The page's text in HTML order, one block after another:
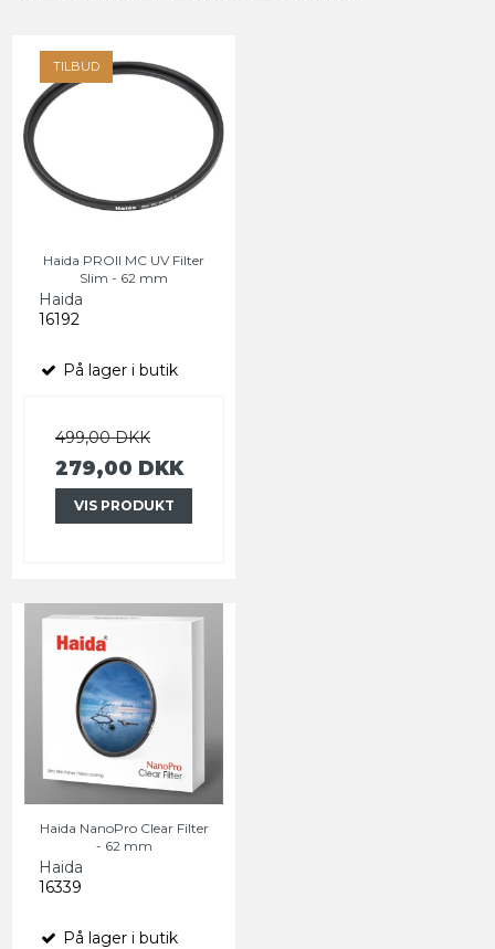
TILBUD
Haida PROII MC UV Filter
Slim - 62 mm
Haida
16192
På lager i butik
499,00 DKK
279,00 DKK
VIS PRODUKT
Haida NanoPro Clear Filter
- 62 mm
Haida
16339
På lager i butik